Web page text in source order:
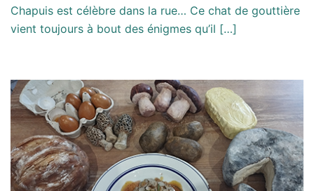
Chapuis est célèbre dans la rue… Ce chat de gouttière
vient toujours à bout des énigmes qu’il […]